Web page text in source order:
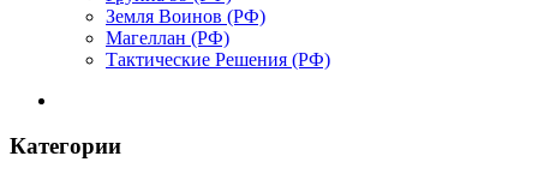
Земля Воинов (РФ)
Магеллан (РФ)
Тактические Решения (РФ)
Категории